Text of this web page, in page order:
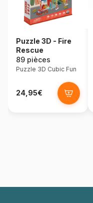
Puzzle 3D - Fire
Rescue
89 pièces
Puzzle 3D Cubic Fun
24,95€